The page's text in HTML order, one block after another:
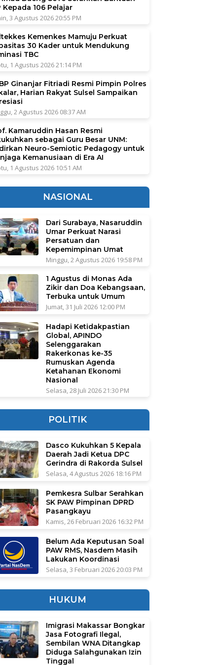
Kepada 106 Pelajar
3 Agustus 2026 20:55 PM
Kemenkes Mamuju Perkuat
30 Kader untuk Mendukung
TBC
1 Agustus 2026 21:14 PM
Ginanjar Fitriadi Resmi Pimpin Polres
Harian Rakyat Sulsel Sampaikan
2 Agustus 2026 08:37 AM
Kamaruddin Hasan Resmi
sebagai Guru Besar UNM:
Neuro-Semiotic Pedagogy untuk
Kemanusiaan di Era AI
1 Agustus 2026 10:51 AM
NASIONAL
Dari Surabaya, Nasaruddin
Umar Perkuat Narasi
Persatuan dan
Kepemimpinan Umat
Minggu, 2 Agustus 2026 19:58 PM
1 Agustus di Monas Ada
Zikir dan Doa Kebangsaan,
Terbuka untuk Umum
Jumat, 31 Juli 2026 12:00 PM
Hadapi Ketidakpastian
Global, APINDO
Selenggarakan
Rakerkonas ke-35
Rumuskan Agenda
Ketahanan Ekonomi
Nasional
Selasa, 28 Juli 2026 21:30 PM
POLITIK
Dasco Kukuhkan 5 Kepala
Daerah Jadi Ketua DPC
Gerindra di Rakorda Sulsel
Selasa, 4 Agustus 2026 18:16 PM
Pemkesra Sulbar Serahkan
SK PAW Pimpinan DPRD
Pasangkayu
Kamis, 26 Februari 2026 16:32 PM
Belum Ada Keputusan Soal
PAW RMS, Nasdem Masih
Lakukan Koordinasi
Selasa, 3 Februari 2026 20:03 PM
HUKUM
Imigrasi Makassar Bongkar
Jasa Fotografi Ilegal,
Sembilan WNA Ditangkap
Diduga Salahgunakan Izin
Tinggal